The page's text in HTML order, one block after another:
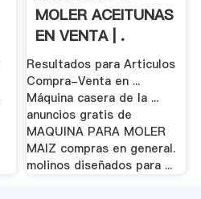
MOLER ACEITUNAS
EN VENTA | .
Resultados para Articulos
Compra-Venta en ...
Máquina casera de la ...
anuncios gratis de
MAQUINA PARA MOLER
MAIZ compras en general.
molinos diseñados para ...